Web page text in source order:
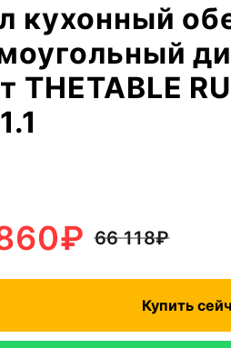
кухонный
THETABLE
66 118₽
₽
Купить